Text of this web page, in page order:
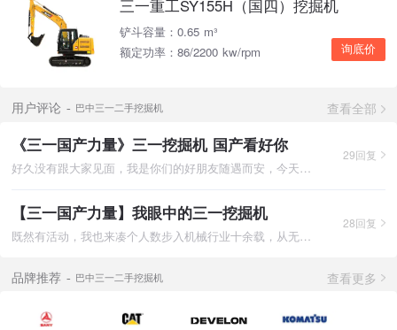
三一重工SY155H（国四）挖掘机
铲斗容量：0.65 m³
额定功率：86/2200 kw/rpm
询底价
用户评论 巴中三一二手挖掘机 查看全部
《三一国产力量》三一挖掘机 国产看好你
好久没有跟大家见面，我是你们的好朋友随遇而安，今天围绕国产三
29回复
【三一国产力量】我眼中的三一挖掘机
既然有活动，我也来凑个人数步入机械行业十余载，从无知的小白到
28回复
品牌推荐 巴中三一二手挖掘机 查看更多